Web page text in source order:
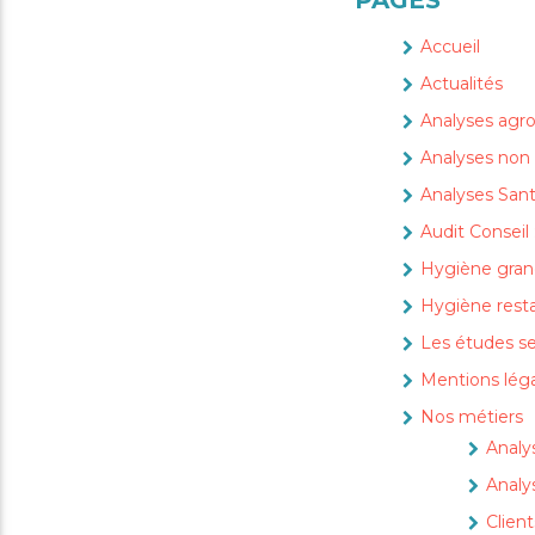
Accueil
Actualités
Analyses
Analyses
Analyses
Audit
Hygiène
Hygiène
Les études
Mentions
Nos métiers